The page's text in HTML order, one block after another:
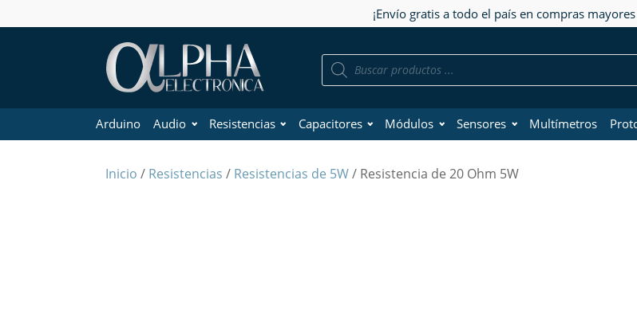
¡Envío gratis a todo el país en compras
Búsqueda
Arduino Audio Resistencias Capacitores Módulos Sensores Multímetros
Inicio / Resistencias / Resistencias de 5W/ Resistencia de 20 Ohm 5W